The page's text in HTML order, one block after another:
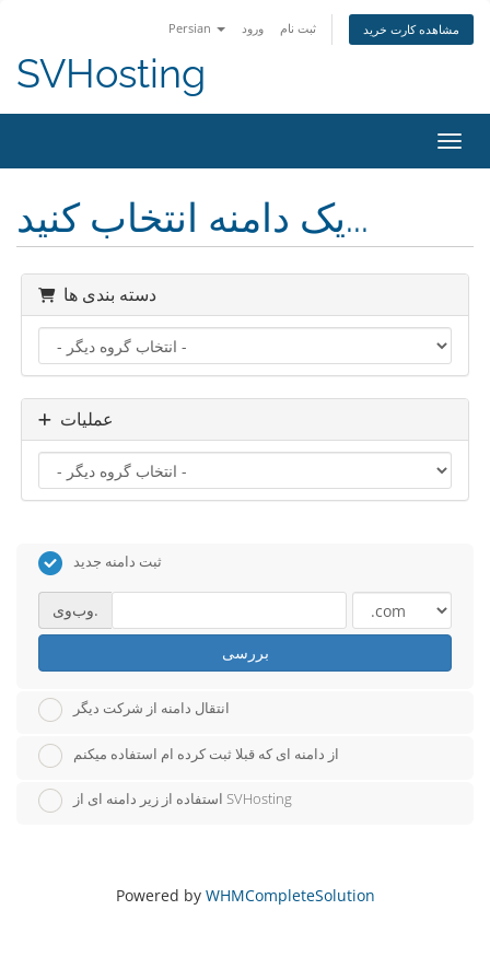
Persian ورود ثبت نام مشاهده کارت خرید
SVHosting
یک دامنه انتخاب کنید...
دسته بندی ها
عملیات
ثبت دامنه جدید
وب‌وی.
بررسی
انتقال دامنه از شرکت دیگر
از دامنه ای که قبلا ثبت کرده ام استفاده میکنم
استفاده از زیر دامنه ای از SVHosting
Powered by WHMCompleteSolution